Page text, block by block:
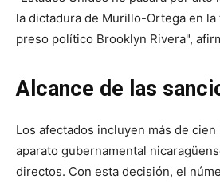
la dictadura de Murillo-Ortega en
preso político Brooklyn Rivera",
Alcance de las
Los afectados incluyen más de
aparato gubernamental
directos. Con esta decisión, el